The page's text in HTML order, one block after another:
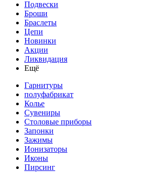
Подвески
Броши
Браслеты
Цепи
Новинки
Акции
Ликвидация
Ещё
Гарнитуры
полуфабрикат
Колье
Сувениры
Столовые приборы
Запонки
Зажимы
Ионизаторы
Иконы
Пирсинг